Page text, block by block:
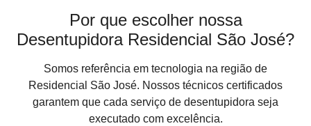
Por que escolher nossa
Desentupidora Residencial São José?
Somos referência em tecnologia na região de
Residencial São José. Nossos técnicos certificados
garantem que cada serviço de desentupidora seja
executado com excelência.